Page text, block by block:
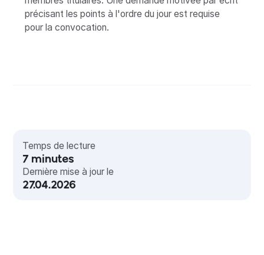
Temps de lecture
7 minutes
Dernière mise à jour le
27.04.2026
précisant les points à l'ordre du jour est requise
pour la convocation.